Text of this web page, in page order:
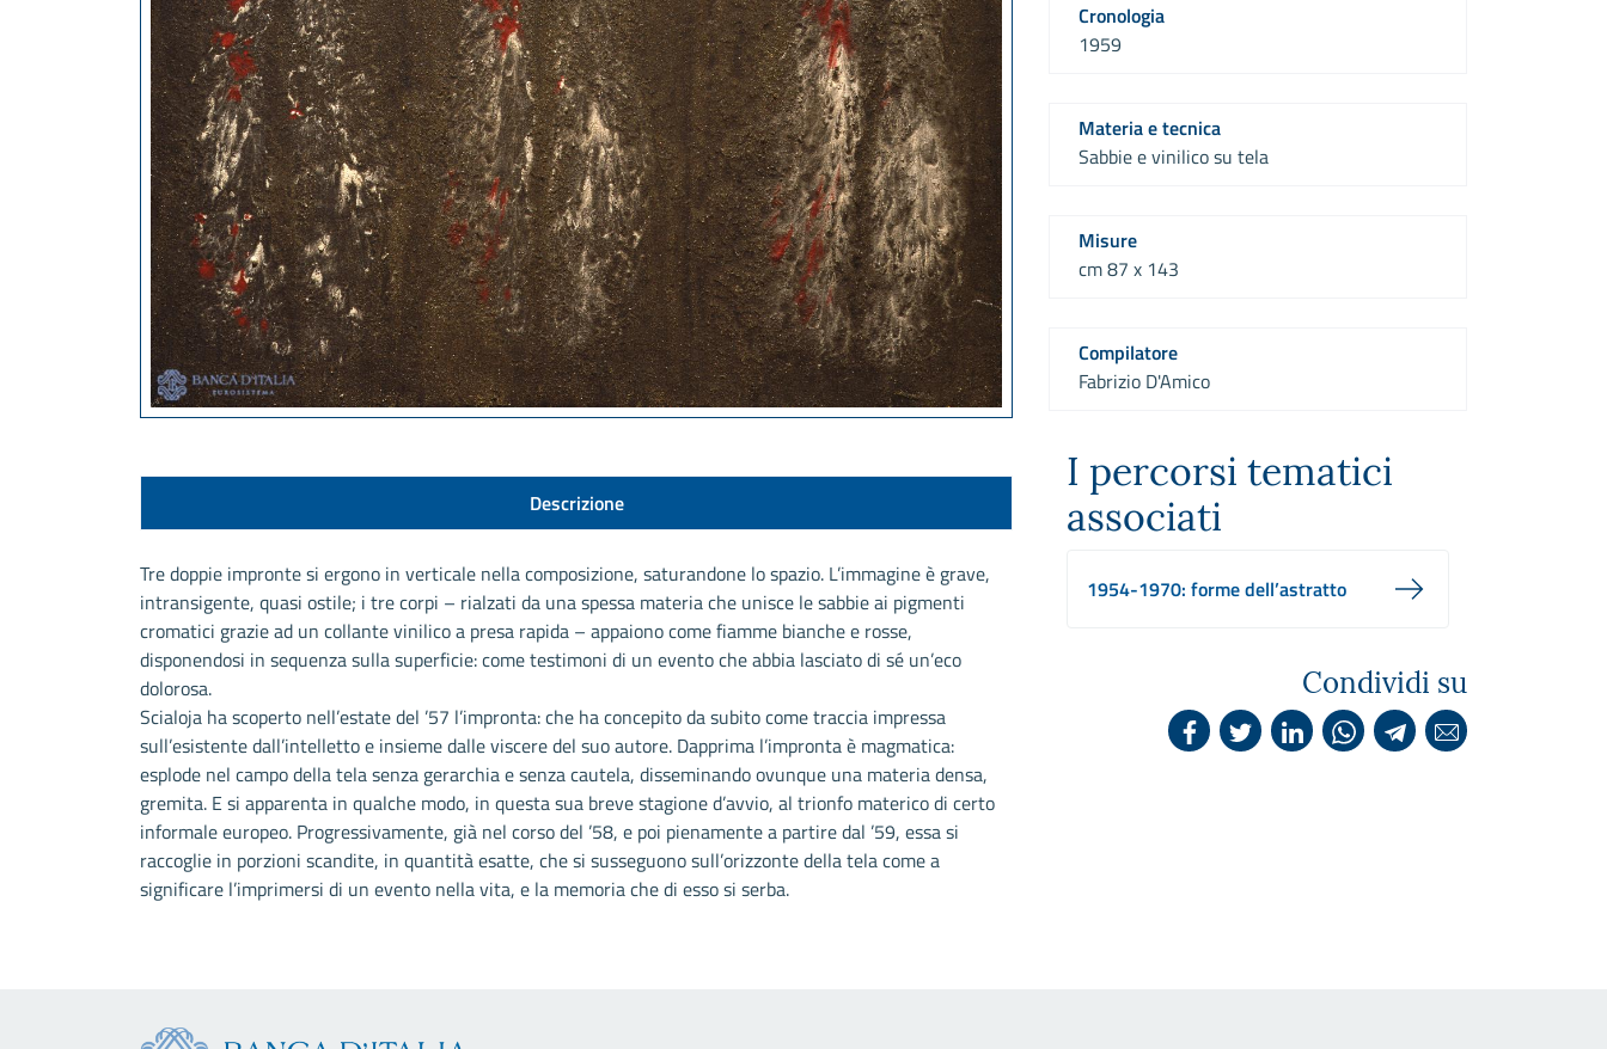
Descrizione
Tre doppie impronte si ergono in verticale nella composizione, saturandone lo spazio. L’immagine è grave,
intransigente, quasi ostile; i tre corpi – rialzati da una spessa materia che unisce le sabbie ai pigmenti
cromatici grazie ad un collante vinilico a presa rapida – appaiono come fiamme bianche e rosse,
disponendosi in sequenza sulla superficie: come testimoni di un evento che abbia lasciato di sé un’eco
dolorosa.
Scialoja ha scoperto nell’estate del ’57 l’impronta: che ha concepito da subito come traccia impressa
sull’esistente dall’intelletto e insieme dalle viscere del suo autore. Dapprima l’impronta è magmatica:
esplode nel campo della tela senza gerarchia e senza cautela, disseminando ovunque una materia densa,
gremita. E si apparenta in qualche modo, in questa sua breve stagione d’avvio, al trionfo materico di certo
informale europeo. Progressivamente, già nel corso del ’58, e poi pienamente a partire dal ’59, essa si
raccoglie in porzioni scandite, in quantità esatte, che si susseguono sull’orizzonte della tela come a
significare l’imprimersi di un evento nella vita, e la memoria che di esso si serba.
Cronologia
1959
Materia e tecnica
Sabbie e vinilico su tela
Misure
cm 87 x 143
Compilatore
Fabrizio D'Amico
I percorsi tematici
associati
1954-1970: forme dell’astratto
Condividi su